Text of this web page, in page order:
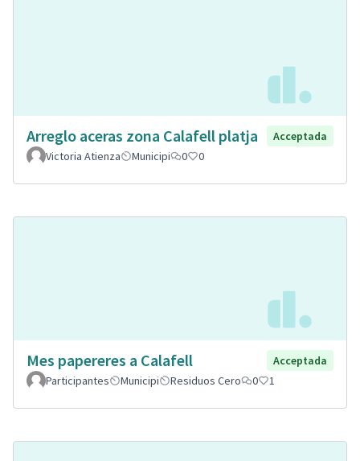
Arreglo aceras zona Calafell platja
Acceptada
Victoria Atienza
Municipi 0 0
Mes papereres a Calafell
Acceptada
Participantes
Municipi Residuos Cero 0 1